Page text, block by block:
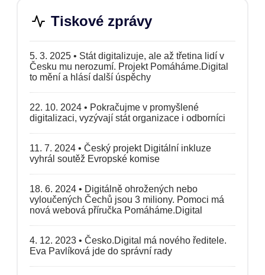
Tiskové zprávy
5. 3. 2025 • Stát digitalizuje, ale až třetina lidí v
Česku mu nerozumí. Projekt Pomáháme.Digital
to mění a hlásí další úspěchy
22. 10. 2024 • Pokračujme v promyšlené
digitalizaci, vyzývají stát organizace i odborníci
11. 7. 2024 • Český projekt Digitální inkluze
vyhrál soutěž Evropské komise
18. 6. 2024 • Digitálně ohrožených nebo
vyloučených Čechů jsou 3 miliony. Pomoci má
nová webová příručka Pomáháme.Digital
4. 12. 2023 • Česko.Digital má nového ředitele.
Eva Pavlíková jde do správní rady